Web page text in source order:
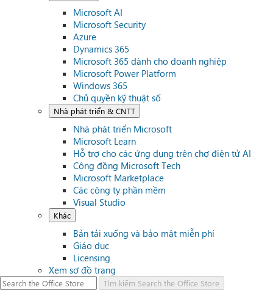
Microsoft AI
Microsoft Security
Azure
Dynamics 365
Microsoft 365 dành cho doanh nghiệp
Microsoft Power Platform
Windows 365
Chủ quyền kỹ thuật số
Nhà phát triển & CNTT
Nhà phát triển Microsoft
Microsoft Learn
Hỗ trợ cho các ứng dụng trên chợ điện tử AI
Cộng đồng Microsoft Tech
Microsoft Marketplace
Các công ty phần mềm
Visual Studio
Khác
Bản tải xuống và bảo mật miễn phí
Giáo dục
Licensing
Xem sơ đồ trang
Tìm kiếm Search the Office Store